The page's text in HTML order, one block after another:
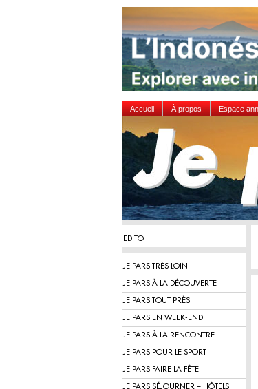
Accueil À propos Espace
EDITO
JE PARS TRÈS LOIN
JE PARS À LA DÉCOUVERTE
JE PARS TOUT PRÈS
JE PARS EN WEEK-END
JE PARS À LA RENCONTRE
JE PARS POUR LE SPORT
JE PARS FAIRE LA FÊTE
JE PARS SÉJOURNER – HÔTELS